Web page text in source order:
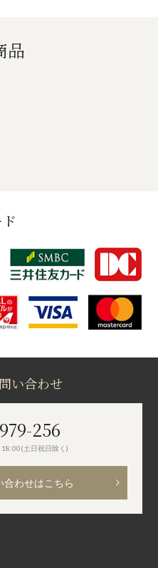
品
い合わせ
256
土日祝日除く)
わせはこちら